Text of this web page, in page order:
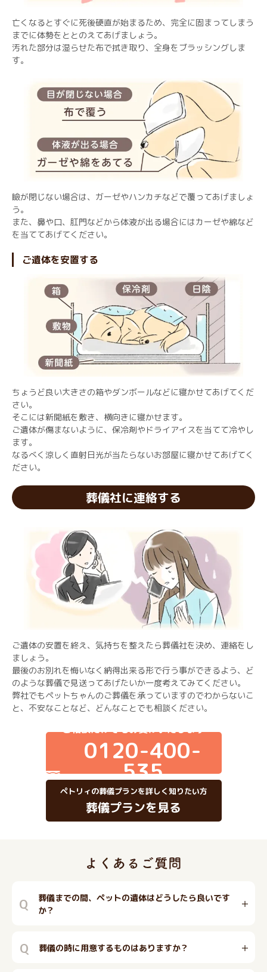
亡くなるとすぐに死後硬直が始まるため、完全に固まってしまう
までに体勢をととのえてあげましょう。
汚れた部分は湿らせた布で拭き取り、全身をブラッシングしま
す。
瞼が閉じない場合は、ガーゼやハンカチなどで覆ってあげましょ
う。
また、鼻や口、肛門などから体液が出る場合にはカーゼや綿など
を当ててあげてください。
ご遺体を安置する
ちょうど良い大きさの箱やダンボールなどに寝かせてあげてくだ
さい。
そこには新聞紙を敷き、横向きに寝かせます。
ご遺体が傷まないように、保冷剤やドライアイスを当てて冷やし
ます。
なるべく涼しく直射日光が当たらないお部屋に寝かせてあげてく
ださい。
葬儀社に連絡する
ご遺体の安置を終え、気持ちを整えたら葬儀社を決め、連絡をし
ましょう。
最後のお別れを悔いなく納得出来る形で行う事ができるよう、ど
のような葬儀で見送ってあげたいか一度考えてみてください。
弊社でもペットちゃんのご葬儀を承っていますのでわからないこ
と、不安なことなど、どんなことでも相談ください。
ご相談だけでもお受けいたします
0120-400-
535
ペトリィの葬儀プランを詳しく知りたい方
葬儀プランを見る
Q
葬儀までの間、ペットの遺体はどうしたら良いです
か？
Q 葬儀の時に用意するものはありますか？